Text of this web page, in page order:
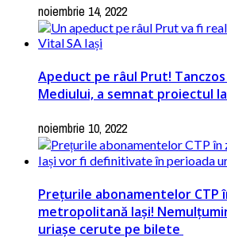
noiembrie 14, 2022
Apeduct pe râul Prut!
Mediului, a semnat proiectul la
noiembrie 10, 2022
Prețurile abonamentelor CTP
metropolitană Iași!
uriașe cerute pe bilete